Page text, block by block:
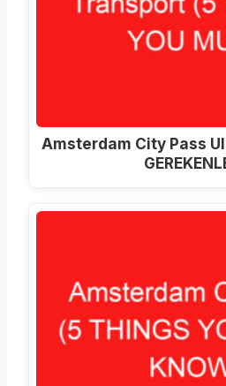
Amsterdam City Pass